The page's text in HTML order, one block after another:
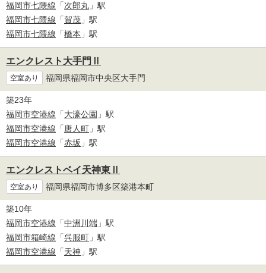
福岡市七隈線 「次郎丸 」駅
福岡市七隈線 「賀茂 」駅
福岡市七隈線 「橋本 」駅
エンクレスト大手門Ⅱ
空室あり 福岡県福岡市中央区大手門
築23年
福岡市空港線 「大濠公園 」駅
福岡市空港線 「 唐人町 」駅
福岡市空港線 「赤坂 」駅
エンクレストベイ天神東Ⅱ
空室あり 福岡県福岡市博多区築港本町
築10年
福岡市空港線 「中洲川端 」駅
福岡市箱崎線 「呉服町 」駅
福岡市空港線 「天神 」駅